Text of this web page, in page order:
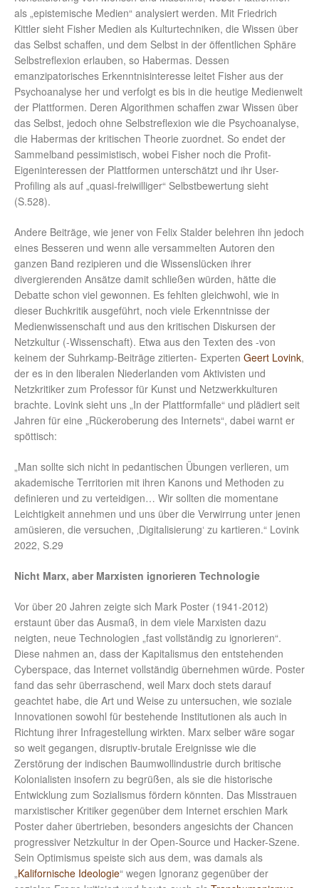
als „epistemische Medien“ analysiert werden. Mit Friedrich
Kittler sieht Fisher Medien als Kulturtechniken, die Wissen über
das Selbst schaffen, und dem Selbst in der öffentlichen Sphäre
Selbstreflexion erlauben, so Habermas. Dessen
emanzipatorisches Erkenntnisinteresse leitet Fisher aus der
Psychoanalyse her und verfolgt es bis in die heutige Medienwelt
der Plattformen. Deren Algorithmen schaffen zwar Wissen über
das Selbst, jedoch ohne Selbstreflexion wie die Psychoanalyse,
die Habermas der kritischen Theorie zuordnet. So endet der
Sammelband pessimistisch, wobei Fisher noch die Profit-
Eigeninteressen der Plattformen unterschätzt und ihr User-
Profiling als auf „quasi-freiwilliger“ Selbstbewertung sieht
(S.528).
Andere Beiträge, wie jener von Felix Stalder belehren ihn jedoch
eines Besseren und wenn alle versammelten Autoren den
ganzen Band rezipieren und die Wissenslücken ihrer
divergierenden Ansätze damit schließen würden, hätte die
Debatte schon viel gewonnen. Es fehlten gleichwohl, wie in
dieser Buchkritik ausgeführt, noch viele Erkenntnisse der
Medienwissenschaft und aus den kritischen Diskursen der
Netzkultur (-Wissenschaft). Etwa aus den Texten des -von
keinem der Suhrkamp-Beiträge zitierten- Experten Geert Lovink,
der es in den liberalen Niederlanden vom Aktivisten und
Netzkritiker zum Professor für Kunst und Netzwerkkulturen
brachte. Lovink sieht uns „In der Plattformfalle“ und plädiert seit
Jahren für eine „Rückeroberung des Internets“, dabei warnt er
spöttisch:
„Man sollte sich nicht in pedantischen Übungen verlieren, um
akademische Territorien mit ihren Kanons und Methoden zu
definieren und zu verteidigen… Wir sollten die momentane
Leichtigkeit annehmen und uns über die Verwirrung unter jenen
amüsieren, die versuchen, ‚Digitalisierung‘ zu kartieren.“ Lovink
2022, S.29
Nicht Marx, aber Marxisten ignorieren Technologie
Vor über 20 Jahren zeigte sich Mark Poster (1941-2012)
erstaunt über das Ausmaß, in dem viele Marxisten dazu
neigten, neue Technologien „fast vollständig zu ignorieren“.
Diese nahmen an, dass der Kapitalismus den entstehenden
Cyberspace, das Internet vollständig übernehmen würde. Poster
fand das sehr überraschend, weil Marx doch stets darauf
geachtet habe, die Art und Weise zu untersuchen, wie soziale
Innovationen sowohl für bestehende Institutionen als auch in
Richtung ihrer Infragestellung wirkten. Marx selber wäre sogar
so weit gegangen, disruptiv-brutale Ereignisse wie die
Zerstörung der indischen Baumwollindustrie durch britische
Kolonialisten insofern zu begrüßen, als sie die historische
Entwicklung zum Sozialismus fördern könnten. Das Misstrauen
marxistischer Kritiker gegenüber dem Internet erschien Mark
Poster daher übertrieben, besonders angesichts der Chancen
progressiver Netzkultur in der Open-Source und Hacker-Szene.
Sein Optimismus speiste sich aus dem, was damals als
„Kalifornische Ideologie“ wegen Ignoranz gegenüber der